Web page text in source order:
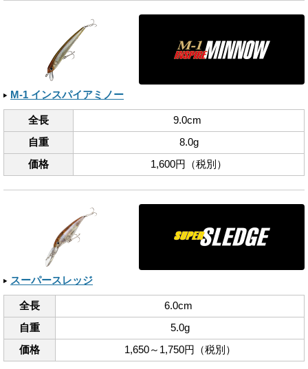
M-1 インスパイアミノー
全長
9.0cm
自重
8.0g
価格
1,600円（税別）
スーパースレッジ
全長
6.0cm
自重
5.0g
価格
1,650～1,750円（税別）